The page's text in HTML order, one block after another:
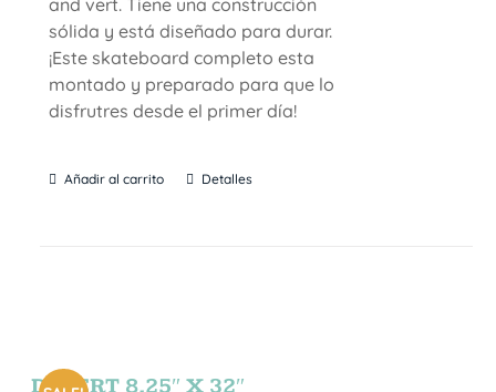
sólida y está diseñado para durar.
¡Este skateboard completo esta
montado y preparado para que lo
disfrutres desde el primer día!
Añadir al carrito Detalles
DESERT 8,25″ X 32″